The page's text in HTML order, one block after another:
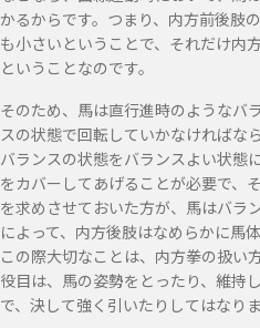
かるからです。つまり、内方前後肢
も小さいということで、それだけ内
ということなのです。
そのため、馬は直行進時のようなバ
スの状態で回転していかなければな
バランスの状態をバランスよい状態
をカバーしてあげることが必要で、
を求めさせておいた方が、馬はバラ
によって、内方後肢はなめらかに馬
この際大切なことは、内方拳の扱い
役目は、馬の姿勢をとったり、維持
で、決して強く引いたりしてはなりま